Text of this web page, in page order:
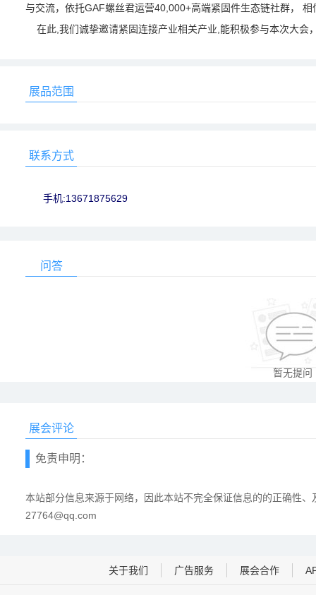
与交流，依托GAF螺丝君运营40,000+高端紧固件生态链社群， 相
在此,我们诚挚邀请紧固连接产业相关产业,能积极参与本次大会
展品范围
联系方式
手机:13671875629
问答
暂无提问
展会评论
免责申明：
本站部分信息来源于网络，因此本站不完全保证信息的的正确性
27764@qq.com
关于我们 广告服务 展会合作